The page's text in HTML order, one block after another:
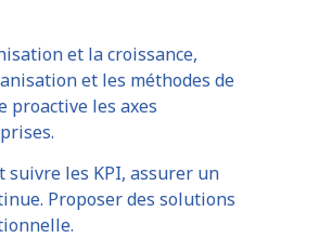
et la croissance,
et les méthodes de
les axes
les KPI, assurer un
Proposer des solutions